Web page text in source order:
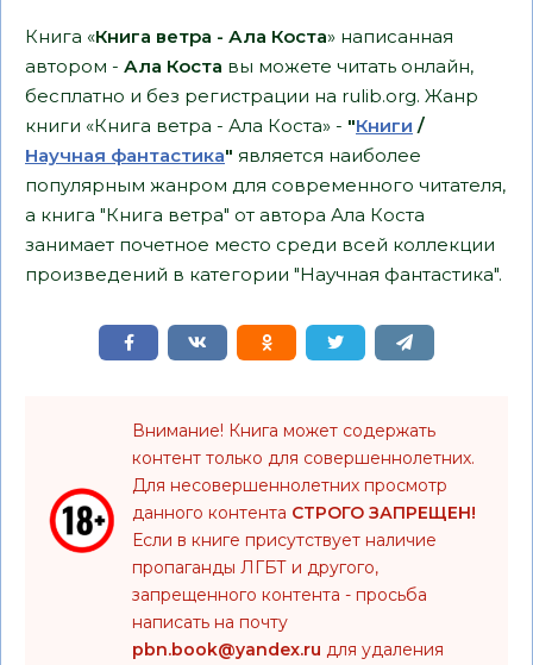
Книга «Книга ветра - Ала Коста» написанная
автором - Ала Коста вы можете читать онлайн,
бесплатно и без регистрации на rulib.org. Жанр
книги «Книга ветра - Ала Коста» - "Книги /
Научная фантастика" является наиболее
популярным жанром для современного читателя,
а книга "Книга ветра" от автора Ала Коста
занимает почетное место среди всей коллекции
произведений в категории "Научная фантастика".
Внимание! Книга может содержать
контент только для совершеннолетних.
Для несовершеннолетних просмотр
данного контента СТРОГО ЗАПРЕЩЕН!
Если в книге присутствует наличие
пропаганды ЛГБТ и другого,
запрещенного контента - просьба
написать на почту
pbn.book@yandex.ru для удаления